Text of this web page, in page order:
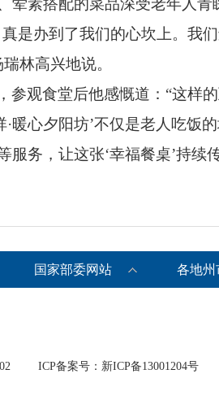
素搭配的菜品深受老年人青
是办到了我们的心坎上。我
林高兴地说。
观食堂后他感慨道：“这样
暖心夕阳坊’不仅是老人吃
务，让这张‘幸福餐桌’持续
国家部委网站 各地州
ICP备案号：新ICP备13001204号